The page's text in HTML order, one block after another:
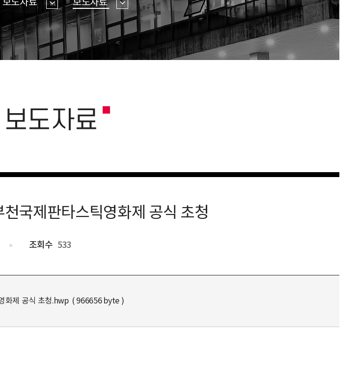
보도자료 보도자료
보도자료
국제판타스틱영화제 공식 초청
조회수 533
화제 공식 초청.hwp ( 966656 byte )